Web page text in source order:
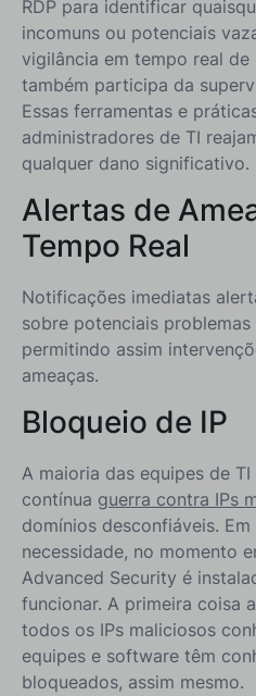
RDP para identificar
incomuns ou potenciais
vigilância em tempo real
também participa da
Essas ferramentas e
administradores de TI
qualquer dano significativo.
Alertas de
Tempo Real
Notificações imediatas
sobre potenciais problemas
permitindo assim
ameaças.
Bloqueio de IP
A maioria das equipes de
contínua guerra contra IPs
domínios desconfiáveis.
necessidade, no momento
Advanced Security é
funcionar. A primeira coisa
todos os IPs maliciosos
equipes e software têm
bloqueados, assim mesmo.